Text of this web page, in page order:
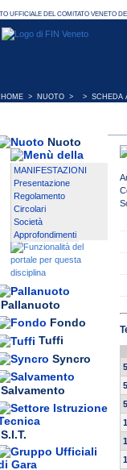
HOME > NUOTO > > SCHEDA
Nuoto
MANIFESTAZIONI
Presentazione
Regolamento
Circolari
Società
Approfondimenti
Pallanuoto
Fondo
Tuffi
Syncro
Salvamento
S.I.T.